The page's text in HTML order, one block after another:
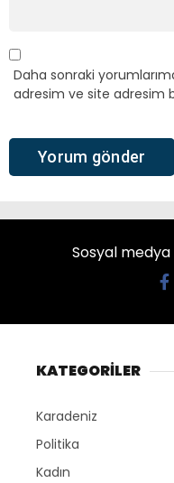
Daha sonraki
adresim ve site adresim
Sosyal medya
KATEGORİLER
Karadeniz
Politika
Kadın